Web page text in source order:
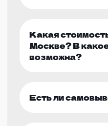
Какая
Москве? В
возможна?
Есть ли